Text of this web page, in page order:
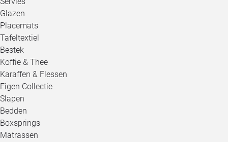
Glazen
Placemats
Tafeltextiel
Bestek
Koffie & Thee
Karaffen & Flessen
Eigen Collectie
Slapen
Bedden
Boxsprings
Matrassen